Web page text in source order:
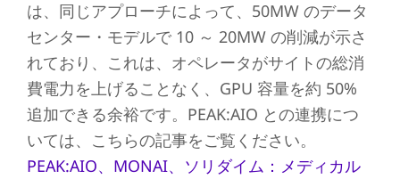
は、同じアプローチによって、50MW のデータ
センター・モデルで 10 ～ 20MW の削減が示さ
れており、これは、オペレータがサイトの総消
費電力を上げることなく、GPU 容量を約 50%
追加できる余裕です。PEAK:AIO との連携につ
いては、こちらの記事をご覧ください。
PEAK:AIO、MONAI、ソリダイム：メディカル